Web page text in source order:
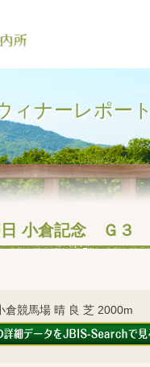
ィナーレポート
小倉記念 Ｇ３
倉競馬場 晴 良 芝 2000m